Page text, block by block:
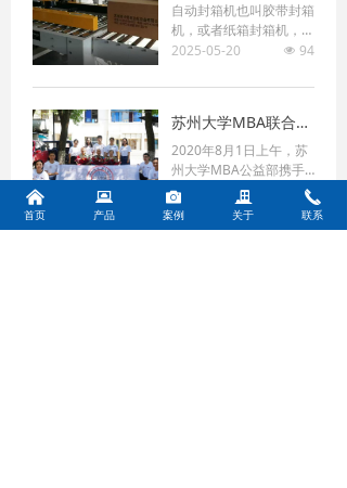
自动封箱机也叫胶带封箱
机，或者纸箱封箱机，使
用BOPP即粘胶带(也叫封
箱，可上、下两面同时封
于纸箱的封箱包装，既可
单机作业，也可与流水线
配套使用，广泛应用在家
用电器、纺织、食品、百
货、医药、化工等行业。
封箱机采用胶带对纸箱封
넶 94
2025-05-20
苏州大学MBA联合会携博瑞思建军节看望百岁抗战老兵
2020年8月1日上午，苏
州大学MBA公益部携手
苏州肖卡特自动化设备有
限公司躬行公益俱乐部前
往苏州留园看望几位近百
67
2025-05-20
낀
首页
뀵
产品
널
案例
끉
关于
끅
联系